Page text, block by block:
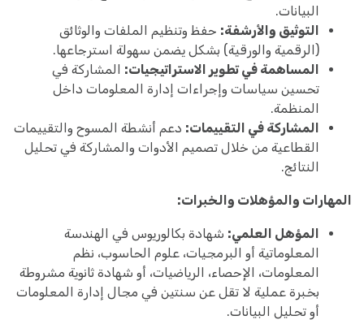
البيانات.
التوثيق والأرشفة: حفظ وتنظيم الملفات والوثائق
(الرقمية والورقية) بشكل يضمن سهولة استرجاعها.
المساهمة في تطوير الاستراتيجيات: المشاركة في
تحسين سياسات وإجراءات إدارة المعلومات داخل
المنظمة.
المشاركة في التقييمات: دعم أنشطة المسوح والتقييمات
القطاعية من خلال تصميم الأدوات والمشاركة في تحليل
النتائج.
المهارات والمؤهلات والخبرات:
المؤهل العلمي: شهادة بكالوريوس في الهندسة
المعلوماتية أو البرمجيات، علوم الحاسوب، نظم
المعلومات، الإحصاء، الرياضيات، أو شهادة ثانوية مشروطة
بخبرة عملية لا تقل عن سنتين في مجال إدارة المعلومات
أو تحليل البيانات.